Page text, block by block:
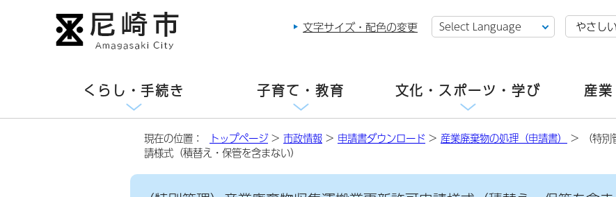
文字サイズ・配色の変更 やさし
くらし・手続き 子育て・教育 文化・スポーツ・学び 産
現在の位置： トップページ> 市政情報 > 申請書ダウンロード > 産業廃棄物の処理（申請書）
> （特別
請様式（積替え・保管を含まない）